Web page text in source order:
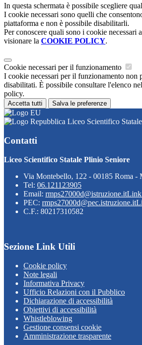
In questa schermata è possibile scegliere
I cookie necessari sono quelli che
piattaforma e non è possibile disabilitarli.
Per conoscere quali sono i cookie necessari
visionare la COOKIE POLICY.
Cookie necessari per il funzionamento
I cookie necessari per il funzionamento non
disabilitati. È possibile consultare l'elenco
policy.
Accetta tutti Salva le preferenze
Liceo Scientifico
Contatti
Liceo Scientifico Statale Plinio Seniore
Via Montebello, 122 - 00185 Roma -
Tel: 06.121123905
Email: rmps27000d@istruzione.itLink
PEC: rmps27000d@pec.istruzione.it
C.F.: 80217310582
Sezione Link Utili
Cookie policy
Note legali
Informativa Privacy
Ufficio Relazioni con il Pubblico
Dichiarazione di accessibilità
Obiettivi di accessibilità
Whistleblowing
Gestione consensi cookie
Amministrazione trasparente